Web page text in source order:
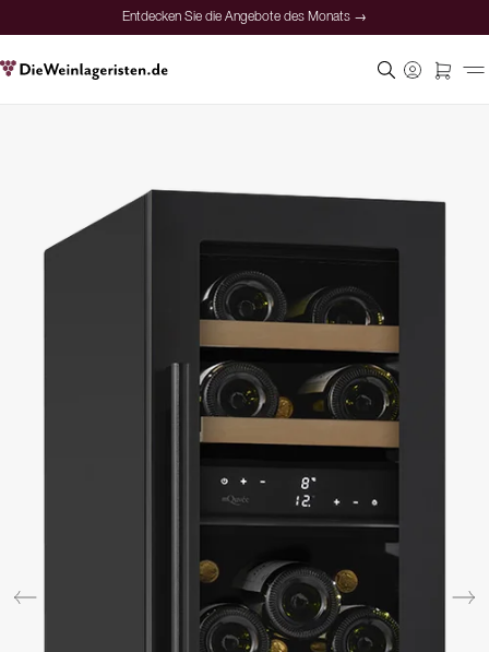
Entdecken Sie die Angebote des Monats →